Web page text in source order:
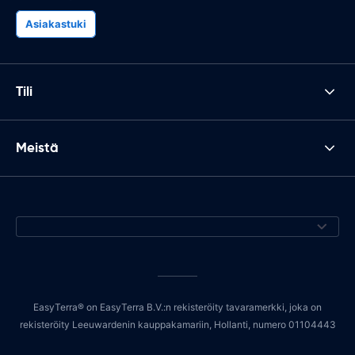
Asiakastuki
Tili
Meistä
EasyTerra® on EasyTerra B.V.:n rekisteröity tavaramerkki, joka on
rekisteröity Leeuwardenin kauppakamariin, Hollanti, numero 01104443